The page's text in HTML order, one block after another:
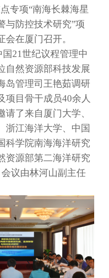
专项“南海长棘海星
与防控技术研究”项
会在厦门召开。
21世纪议程管理中
自然资源部科技发展
岛管理司王艳茹调研
项目骨干成员40余人
了来自厦门大学、
浙江海洋大学、中国
科学院南海海洋研究
资源部第二海洋研究
议由林河山副主任